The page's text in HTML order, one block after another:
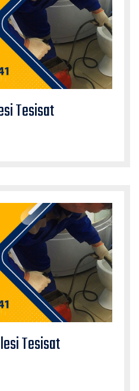
Tesisat
Tesisat